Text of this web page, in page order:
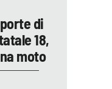
di
18,
moto